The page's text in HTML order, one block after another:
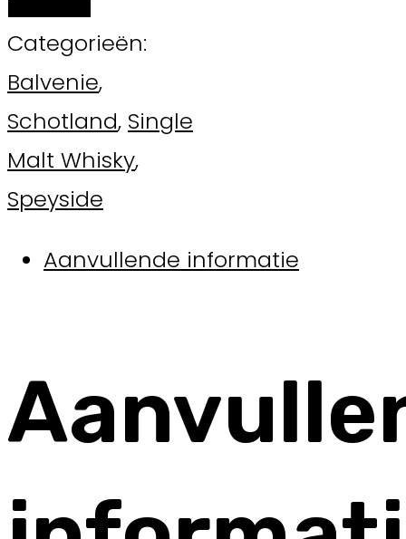
Categorieën:
Balvenie,
Schotland, Single
Malt Whisky,
Speyside
Aanvullende informatie